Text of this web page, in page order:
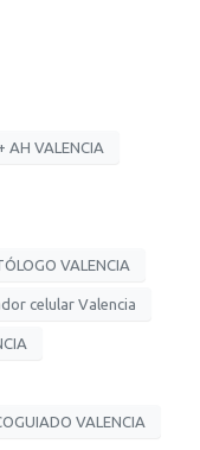
AH VALENCIA
VALENCIA
celular Valencia
VALENCIA